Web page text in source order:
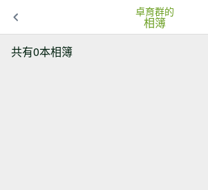
卓育群的
相簿
共有0本相簿